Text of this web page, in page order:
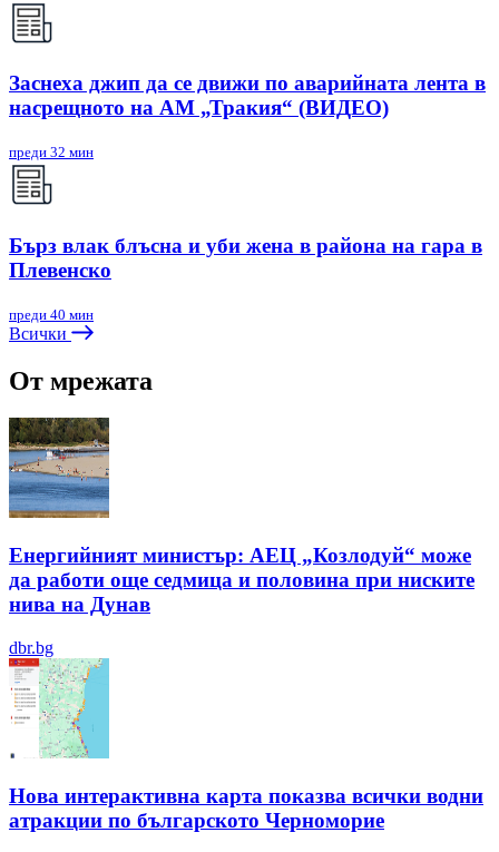
Заснеха джип да се движи по аварийната лента в
насрещното на АМ „Тракия“ (ВИДЕО)
преди 32 мин
Бърз влак блъсна и уби жена в района на гара в
Плевенско
преди 40 мин
Всички
От мрежата
Енергийният министър: АЕЦ „Козлодуй“ може
да работи още седмица и половина при ниските
нива на Дунав
dbr.bg
Нова интерактивна карта показва всички водни
атракции по българското Черноморие